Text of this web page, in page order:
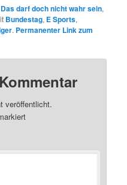
Das darf doch nicht wahr sein,
Bundestag, E Sports,
. Permanenter Link zum
veröffentlicht.